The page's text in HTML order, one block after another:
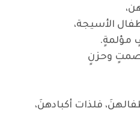
الأسيجة،
مؤلمةٍ.
وحزنٍ
فلذات أكبادهنَ،